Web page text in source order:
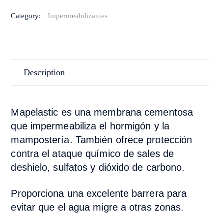
Category: Impermeabilizantes
Description
Mapelastic es una membrana cementosa
que impermeabiliza el hormigón y la
mampostería. También ofrece protección
contra el ataque químico de sales de
deshielo, sulfatos y dióxido de carbono.
Proporciona una excelente barrera para
evitar que el agua migre a otras zonas.